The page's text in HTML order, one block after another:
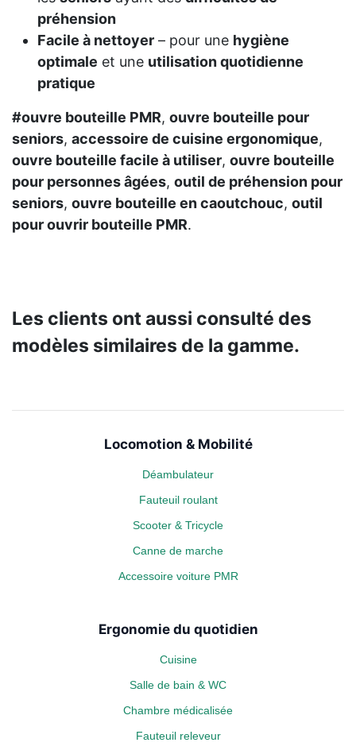
préhension
Facile à nettoyer – pour une hygiène
optimale et une utilisation quotidienne
pratique
#ouvre bouteille PMR, ouvre bouteille pour
seniors, accessoire de cuisine ergonomique,
ouvre bouteille facile à utiliser, ouvre bouteille
pour personnes âgées, outil de préhension pour
seniors, ouvre bouteille en caoutchouc, outil
pour ouvrir bouteille PMR.
Les clients ont aussi consulté des
modèles similaires de la gamme.
Locomotion & Mobilité
Déambulateur
Fauteuil roulant
Scooter & Tricycle
Canne de marche
Accessoire voiture PMR
Ergonomie du quotidien
Cuisine
Salle de bain & WC
Chambre médicalisée
Fauteuil releveur